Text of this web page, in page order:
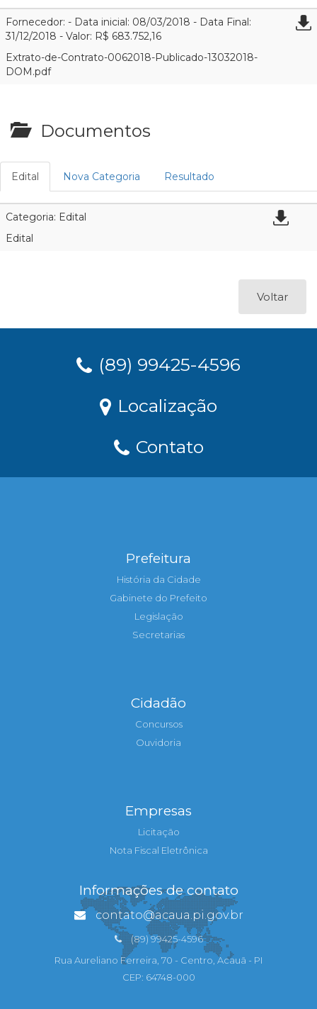
Fornecedor: - Data inicial: 08/03/2018 - Data Final:
31/12/2018 - Valor: R$ 683.752,16
Extrato-de-Contrato-0062018-Publicado-13032018-
DOM.pdf
Documentos
Edital Nova Categoria Resultado
Categoria: Edital
Edital
Voltar
(89) 99425-4596
Localização
Contato
Prefeitura
História da Cidade
Gabinete do Prefeito
Legislação
Secretarias
Cidadão
Concursos
Ouvidoria
Empresas
Licitação
Nota Fiscal Eletrônica
Informações de contato
contato@acaua.pi.gov.br
(89) 99425-4596
Rua Aureliano Ferreira, 70 - Centro, Acauã - PI
CEP: 64748-000